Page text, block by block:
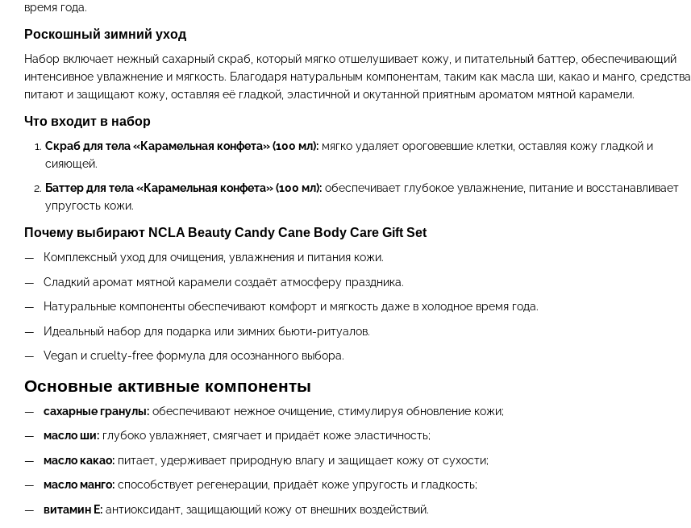
время года.
Роскошный зимний уход
Набор включает нежный сахарный скраб, который мягко отшелушивает кожу, и питательный баттер, обеспечивающий
интенсивное увлажнение и мягкость. Благодаря натуральным компонентам, таким как масла ши, какао и манго, средства
питают и защищают кожу, оставляя её гладкой, эластичной и окутанной приятным ароматом мятной карамели.
Что входит в набор
Скраб для тела «Карамельная конфета» (100 мл): мягко удаляет ороговевшие клетки, оставляя кожу гладкой и
сияющей.
Баттер для тела «Карамельная конфета» (100 мл): обеспечивает глубокое увлажнение, питание и восстанавливает
упругость кожи.
Почему выбирают NCLA Beauty Candy Cane Body Care Gift Set
Комплексный уход для очищения, увлажнения и питания кожи.
Сладкий аромат мятной карамели создаёт атмосферу праздника.
Натуральные компоненты обеспечивают комфорт и мягкость даже в холодное время года.
Идеальный набор для подарка или зимних бьюти-ритуалов.
Vegan и cruelty-free формула для осознанного выбора.
Основные активные компоненты
сахарные гранулы: обеспечивают нежное очищение, стимулируя обновление кожи;
масло ши: глубоко увлажняет, смягчает и придаёт коже эластичность;
масло какао: питает, удерживает природную влагу и защищает кожу от сухости;
масло манго: способствует регенерации, придаёт коже упругость и гладкость;
витамин E: антиоксидант, защищающий кожу от внешних воздействий.